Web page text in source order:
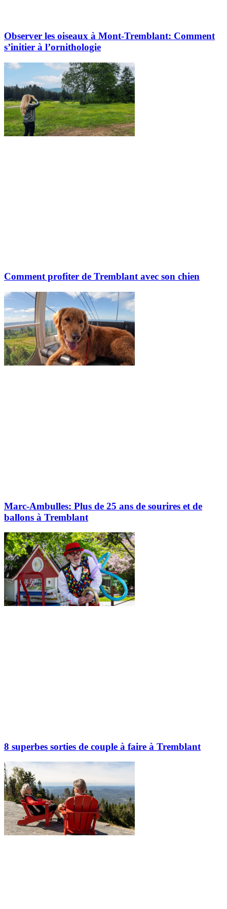
Observer les oiseaux à Mont-Tremblant: Comment
s’initier à l’ornithologie
Comment profiter de Tremblant avec son chien
Marc-Ambulles: Plus de 25 ans de sourires et de
ballons à Tremblant
8 superbes sorties de couple à faire à Tremblant